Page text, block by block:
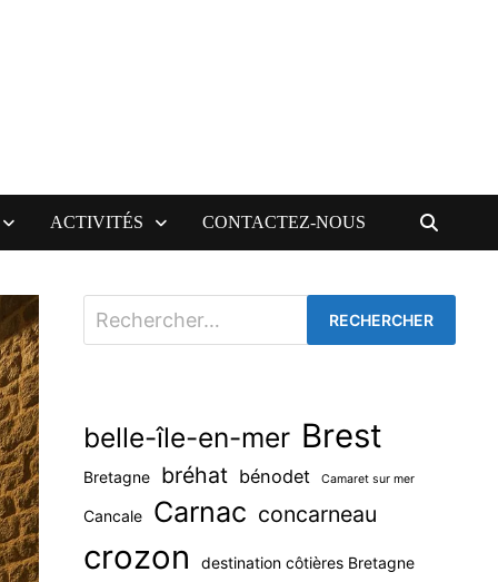
ACTIVITÉS CONTACTEZ-NOUS
Rechercher :
belle-île-en-mer Brest
Bretagne bréhat bénodet Camaret sur mer
Cancale Carnac concarneau
crozon destination côtières Bretagne